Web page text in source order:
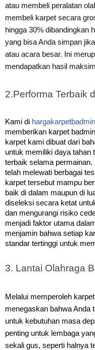
atau membeli peralatan
membeli karpet secara
hingga 30% dibandingkan
yang bisa Anda simpan
atau acara besar. Ini
mendapatkan hasil
2.Performa Terbaik
Kami di
memberikan karpet
karpet kami dibuat dari
untuk memiliki daya tahan
terbaik selama permainan.
telah melewati berbagai
karpet tersebut mampu
baik di dalam maupun di
diseleksi secara ketat
dan mengurangi risiko
menjadi faktor utama
menjamin bahwa setiap
standar tertinggi untuk
3. Lantai Olahraga
Melalui memperoleh
menegaskan bahwa Anda
untuk kebutuhan masa
penting untuk lembaga
sekali gus, seperti halnya